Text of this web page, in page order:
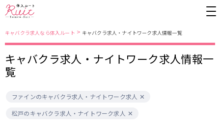
キャバクラ求人なら体入ルート > キャバクラ求人・ナイトワーク求人情報一覧
キャバクラ求人・ナイトワーク求人情報一
覧
ファインのキャバクラ求人・ナイトワーク求人
松戸のキャバクラ求人・ナイトワーク求人
東京都
錦糸町・亀戸
新橋
吉祥寺
町田
東京メトロ日比谷線
秋葉原駅
北千住駅
恵比寿駅
六本木駅